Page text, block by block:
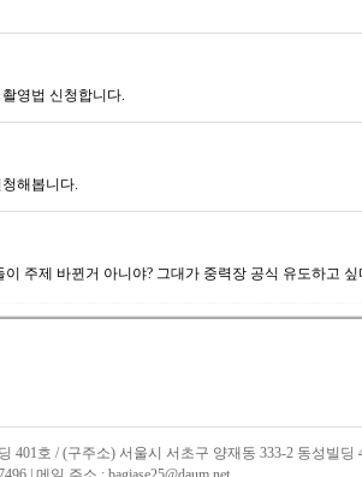
영법 신청합니다.
해봅니다.
주제 바뀐거 아니야? 그대가 중력장 공식 유도하고 싶
401호 / (구주소) 서울시 서초구 양재동 333-2 동성빌딩